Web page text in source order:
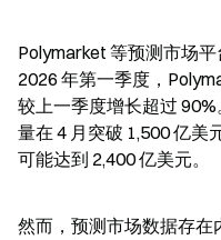
Polymarket 等预测市场平
2026 年第一季度，
较上一季度增长超过
量在 4 月突破 1,500 亿美
可能达到 2,400 亿美元。
然而，预测市场数据存